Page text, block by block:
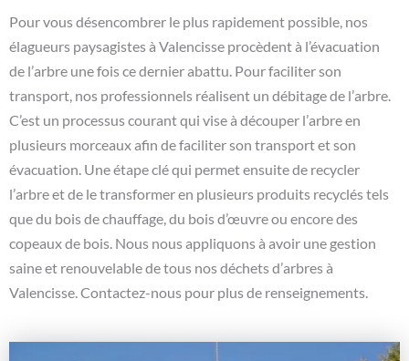
Pour vous désencombrer le plus rapidement possible, nos
élagueurs paysagistes à Valencisse procèdent à l’évacuation
de l’arbre une fois ce dernier abattu. Pour faciliter son
transport, nos professionnels réalisent un débitage de l’arbre.
C’est un processus courant qui vise à découper l’arbre en
plusieurs morceaux afin de faciliter son transport et son
évacuation. Une étape clé qui permet ensuite de recycler
l’arbre et de le transformer en plusieurs produits recyclés tels
que du bois de chauffage, du bois d’œuvre ou encore des
copeaux de bois. Nous nous appliquons à avoir une gestion
saine et renouvelable de tous nos déchets d’arbres à
Valencisse. Contactez-nous pour plus de renseignements.